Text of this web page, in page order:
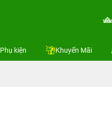
Phụ kiện Khuyến Mãi